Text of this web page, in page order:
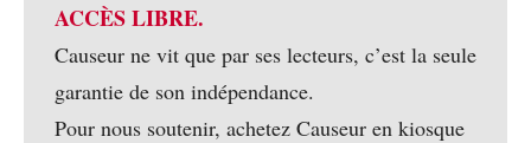
ACCÈS LIBRE.
Causeur ne vit que par ses lecteurs, c’est la seule
garantie de son indépendance.
Pour nous soutenir, achetez Causeur en kiosque